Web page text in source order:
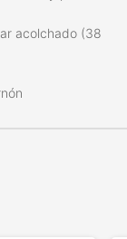
acolchado (38